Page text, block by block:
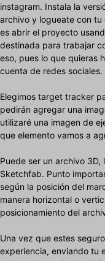
instagram. Instala la
archivo y logueate con
es abrir el proyecto
destinada para trabajar
eso, pues lo que quieras
cuenta de redes sociales.
Elegimos target tracker
pedirán agregar una
utilizaré una imagen de
que elemento vamos a
Puede ser un archivo
Sketchfab. Punto
según la posición del
manera horizontal o
posicionamiento del
Una vez que estes
experiencia, enviando tu